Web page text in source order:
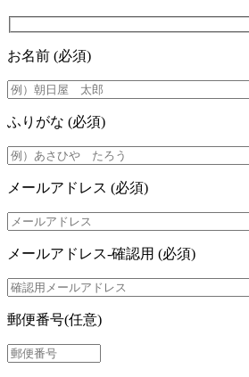
お名前 (必須)
ふりがな (必須)
メールアドレス (必須)
メールアドレス-確認用 (必須)
郵便番号(任意)